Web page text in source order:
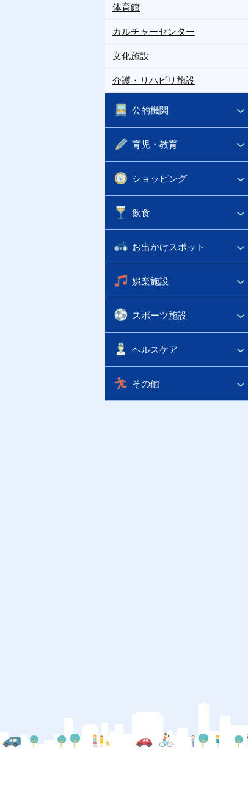
体育館
カルチャーセンター
文化施設
介護・リハビリ施設
公的機関
育児・教育
ショッピング
飲食
お出かけスポット
娯楽施設
スポーツ施設
ヘルスケア
その他